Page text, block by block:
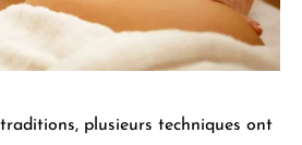
plusieurs techniques ont